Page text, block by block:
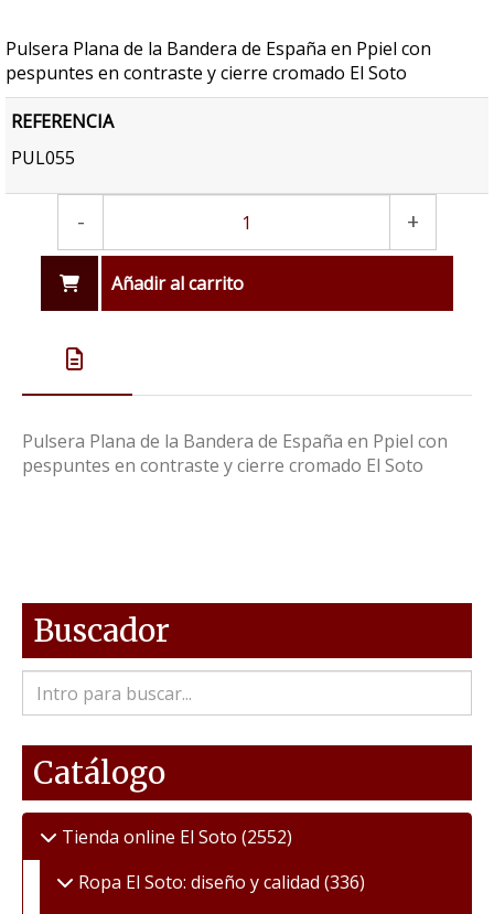
Pulsera Plana de la Bandera de España en Ppiel con
pespuntes en contraste y cierre cromado El Soto
REFERENCIA
PUL055
- +
Añadir al carrito
Pulsera Plana de la Bandera de España en Ppiel con
pespuntes en contraste y cierre cromado El Soto
Buscador
Catálogo
Tienda online El Soto (2552)
Ropa El Soto: diseño y calidad (336)